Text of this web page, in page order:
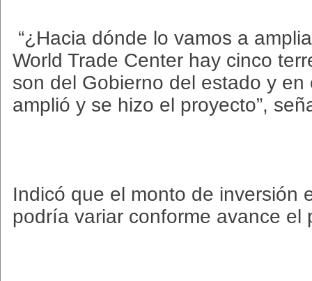
“¿Hacia dónde lo vamos a
World Trade Center hay cinco
son del Gobierno del estado y en
amplió y se hizo el proyecto”,
Indicó que el monto de inversión
podría variar conforme avance el